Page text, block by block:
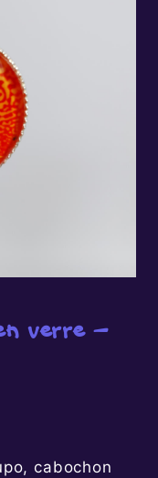
verre –
cabochon